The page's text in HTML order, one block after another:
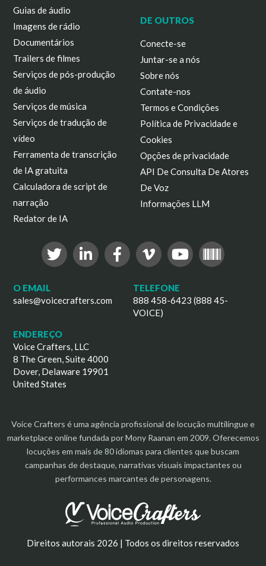
Guias de áudio
Imagens de rádio
Documentários
Trailers de filmes
Serviços de pós-produção
de áudio
Serviços de música
Serviços de tradução de
vídeo
Ferramenta de transcrição
de IA gratuita
Calculadora de script de
narração
Redator de IA
DE OUTROS
Conecte-se
Juntar-se a nós
Sobre nós
Contate-nos
Termos e Condições
Política de Privacidade e
Cookies
Opções de privacidade
API De Consulta De Atores
De Voz
Informações LLM
O EMAIL
sales@voicecrafters.com
TELEFONE
888 458-6423 (888 45-
VOICE)
ENDEREÇO
Voice Crafters, LLC
8 The Green, Suite 4000
Dover, Delaware 19901
United States
Voice Crafters é uma agência profissional de locução multilíngue e
marketplace online fundada por Mony Raanan em 2009. Oferecemos
locuções em mais de 80 idiomas para clientes que buscam
campanhas de destaque, narrativas visuais impactantes ou
performances marcantes de personagens.
Direitos autorais 2026 | Todos os direitos reservados